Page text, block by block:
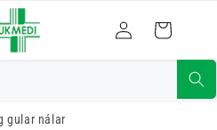
inn
Karfa
gular nálar